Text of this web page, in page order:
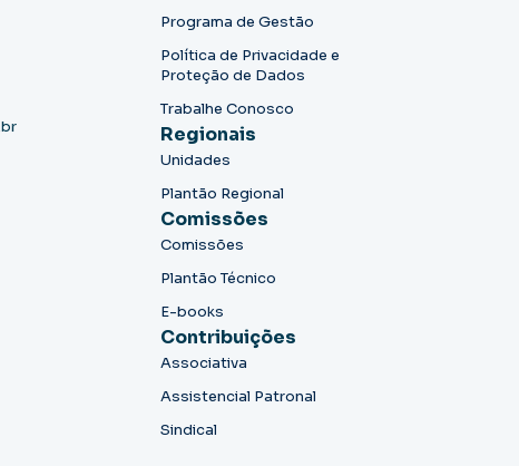
Programa de Gestão
Política de Privacidade e
Proteção de Dados
Trabalhe Conosco
Regionais
Unidades
Plantão Regional
Comissões
Comissões
Plantão Técnico
E-books
Contribuições
Associativa
Assistencial Patronal
Sindical